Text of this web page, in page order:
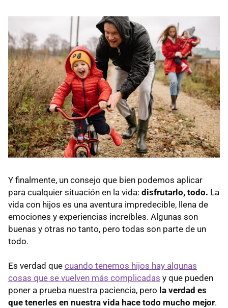
Y finalmente, un consejo que bien podemos aplicar
para cualquier situación en la vida: disfrutarlo, todo. La
vida con hijos es una aventura impredecible, llena de
emociones y experiencias increíbles. Algunas son
buenas y otras no tanto, pero todas son parte de un
todo.
Es verdad que cuando tenemos hijos hay algunas
cosas que se vuelven más complicadas y que pueden
poner a prueba nuestra paciencia, pero la verdad es
que tenerles en nuestra vida hace todo mucho mejor.